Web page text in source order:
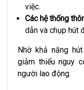
việc.
Các hệ thống
dẫn và chụp hút
Nhờ khả năng
giảm thiểu nguy
người lao động.